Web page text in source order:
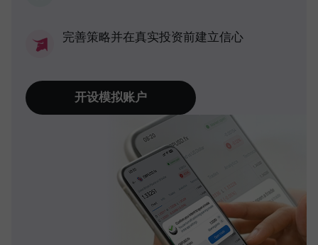
完善策略并在真实投资前建立信心
开设模拟账户